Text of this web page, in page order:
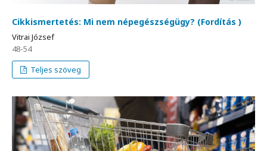
Cikkismertetés: Mi nem népegészségügy? (Fordítás )
Vitrai József
48-54
Teljes szöveg